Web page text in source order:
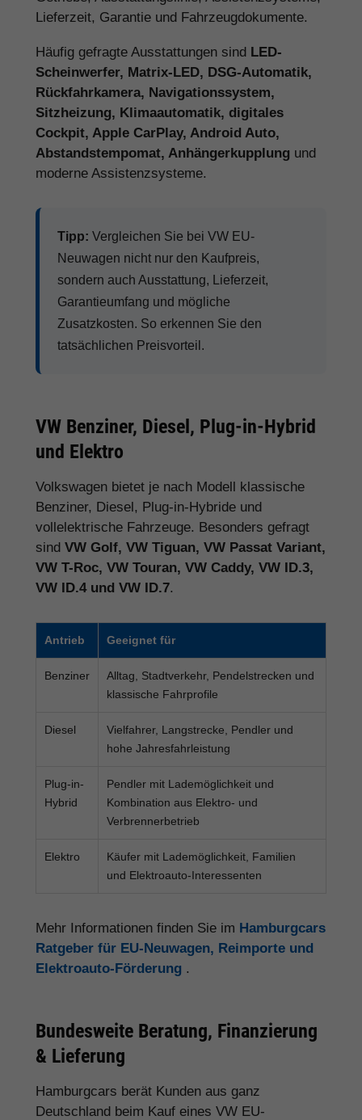
Lieferzeit, Garantie und Fahrzeugdokumente.
Häufig gefragte Ausstattungen sind LED-
Scheinwerfer, Matrix-LED, DSG-Automatik,
Rückfahrkamera, Navigationssystem,
Sitzheizung, Klimaautomatik, digitales
Cockpit, Apple CarPlay, Android Auto,
Abstandstempomat, Anhängerkupplung und
moderne Assistenzsysteme.
Tipp: Vergleichen Sie bei VW EU-
Neuwagen nicht nur den Kaufpreis,
sondern auch Ausstattung, Lieferzeit,
Garantieumfang und mögliche
Zusatzkosten. So erkennen Sie den
tatsächlichen Preisvorteil.
VW Benziner, Diesel, Plug-in-Hybrid
und Elektro
Volkswagen bietet je nach Modell klassische
Benziner, Diesel, Plug-in-Hybride und
vollelektrische Fahrzeuge. Besonders gefragt
sind VW Golf, VW Tiguan, VW Passat Variant,
VW T-Roc, VW Touran, VW Caddy, VW ID.3,
VW ID.4 und VW ID.7.
Antrieb Geeignet für
Benziner
Alltag, Stadtverkehr, Pendelstrecken und
klassische Fahrprofile
Diesel
Vielfahrer, Langstrecke, Pendler und
hohe Jahresfahrleistung
Plug-in-
Hybrid
Pendler mit Lademöglichkeit und
Kombination aus Elektro- und
Verbrennerbetrieb
Elektro
Käufer mit Lademöglichkeit, Familien
und Elektroauto-Interessenten
Mehr Informationen finden Sie im Hamburgcars
Ratgeber für EU-Neuwagen, Reimporte und
Elektroauto-Förderung .
Bundesweite Beratung, Finanzierung
& Lieferung
Hamburgcars berät Kunden aus ganz
Deutschland beim Kauf eines VW EU-